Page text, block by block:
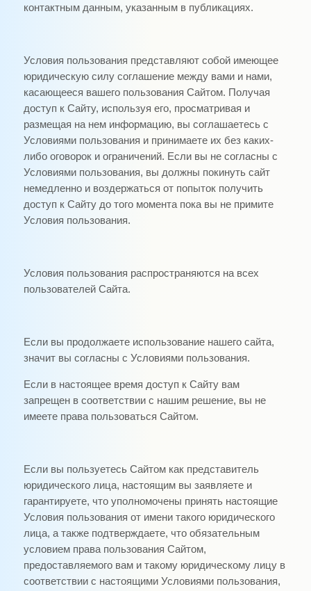
контактным данным, указанным в публикациях.
Условия пользования представляют собой имеющее
юридическую силу соглашение между вами и нами,
касающееся вашего пользования Сайтом. Получая
доступ к Сайту, используя его, просматривая и
размещая на нем информацию, вы соглашаетесь с
Условиями пользования и принимаете их без каких-
либо оговорок и ограничений. Если вы не согласны с
Условиями пользования, вы должны покинуть сайт
немедленно и воздержаться от попыток получить
доступ к Сайту до того момента пока вы не примите
Условия пользования.
Условия пользования распространяются на всех
пользователей Сайта.
Если вы продолжаете использование нашего сайта,
значит вы согласны с Условиями пользования.
Если в настоящее время доступ к Сайту вам
запрещен в соответствии с нашим решение, вы не
имеете права пользоваться Сайтом.
Если вы пользуетесь Сайтом как представитель
юридического лица, настоящим вы заявляете и
гарантируете, что уполномочены принять настоящие
Условия пользования от имени такого юридического
лица, а также подтверждаете, что обязательным
условием права пользования Сайтом,
предоставляемого вам и такому юридическому лицу в
соответствии с настоящими Условиями пользования,